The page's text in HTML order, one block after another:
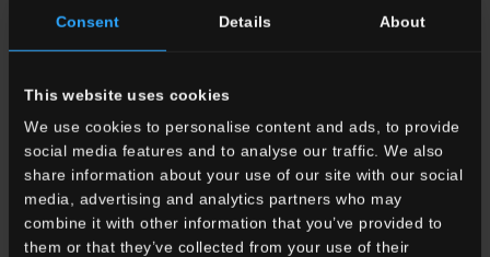
Consent Details About
This website uses cookies
We use cookies to personalise content and ads, to provide
social media features and to analyse our traffic. We also
share information about your use of our site with our social
media, advertising and analytics partners who may
combine it with other information that you’ve provided to
them or that they’ve collected from your use of their
33x120 . 13"x48"
G3LA10RGD12Gradone
Angolare DX HLA 10 Rett.
33x120 . 13"x48"
G3LA10RGS12 Gradone
Angolare SX HLA 10 Rett.